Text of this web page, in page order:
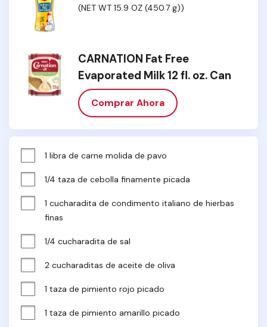
(NET WT 15.9 OZ (450.7 g))
CARNATION Fat Free
Evaporated Milk 12 fl. oz. Can
Comprar Ahora
1 libra de carne molida de pavo
1/4 taza de cebolla finamente picada
1 cucharadita de condimento italiano de hierbas
finas
1/4 cucharadita de sal
2 cucharaditas de aceite de oliva
1 taza de pimiento rojo picado
1 taza de pimiento amarillo picado